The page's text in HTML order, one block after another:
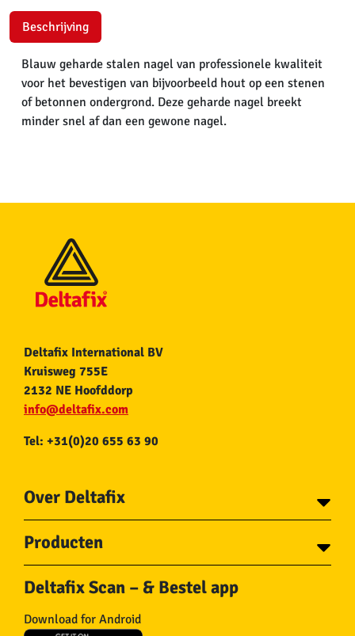
Beschrijving
Blauw geharde stalen nagel van professionele kwaliteit
voor het bevestigen van bijvoorbeeld hout op een stenen
of betonnen ondergrond. Deze geharde nagel breekt
minder snel af dan een gewone nagel.
Deltafix International BV
Kruisweg 755E
2132 NE Hoofddorp
info@deltafix.com
Tel: +31(0)20 655 63 90
Over Deltafix
Voor gemeentes
Over Deltafix
Producten
Schroeven
Bouten
Draadnagels
Ketting en Toebehoren
Deltafix Scan – & Bestel app
Download for Android